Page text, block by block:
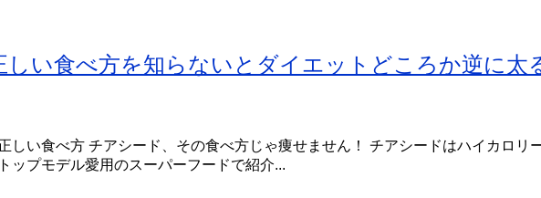
しい食べ方を知らないとダイエットどころか逆に太
しい食べ方 チアシード、その食べ方じゃ痩せません！ チアシードはハイカロリ
ップモデル愛用のスーパーフードで紹介...